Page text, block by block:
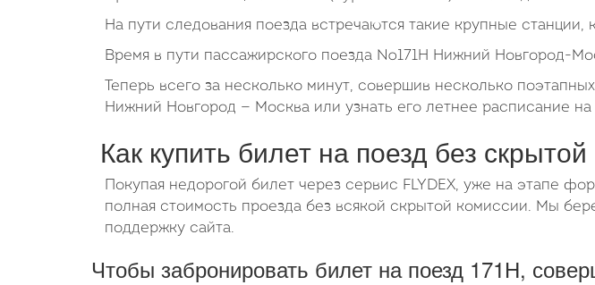
На пути следования поезда встречаются такие крупные станции,
Время в пути пассажирского поезда №171Н Нижний Новгород-
Теперь всего за несколько минут, совершив несколько
Нижний Новгород — Москва или узнать его летнее расписание на
Как купить билет на поезд без
Покупая недорогой билет через сервис FLYDEX, уже на этапе
полная стоимость проезда без всякой скрытой комиссии. Мы
поддержку сайта.
Чтобы забронировать билет на поезд 171Н,